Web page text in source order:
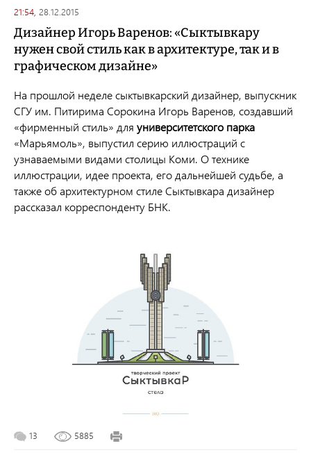
21:54, 28.12.2015
Дизайнер Игорь Варенов: «Сыктывкару
нужен свой стиль как в архитектуре, так и в
графическом дизайне»
На прошлой неделе сыктывкарский дизайнер, выпускник
СГУ им. Питирима Сорокина Игорь Варенов, создавший
«фирменный стиль» для университетского парка
«Марьямоль», выпустил серию иллюстраций с
узнаваемыми видами столицы Коми. О технике
иллюстрации, идее проекта, его дальнейшей судьбе, а
также об архитектурном стиле Сыктывкара дизайнер
рассказал корреспонденту БНК.
13 5885